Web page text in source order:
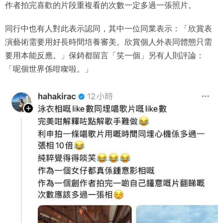
作者拍完喜歡的片段重複看的次數一定多過一張照片。
同行中也有人對此表示認同，其中一位同業表示：「欣賞表
演藝術需要用好長時間培養審美。欣賞個人外表同體態只需
要用本能反應。」保錡都留言「笑一個」另有人則評論：
「呢個世界係咁㗎啦。」